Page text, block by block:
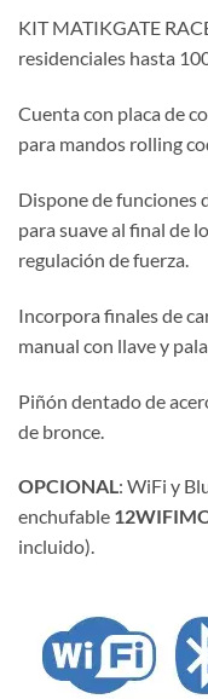
KIT MATIKGATE
residenciales hasta
Cuenta con placa de
para mandos rolling
Dispone de funciones
para suave al final de
regulación de fuerza.
Incorpora finales de
manual con llave y
Piñón dentado de
de bronce.
OPCIONAL: WiFi y
enchufable
incluido).